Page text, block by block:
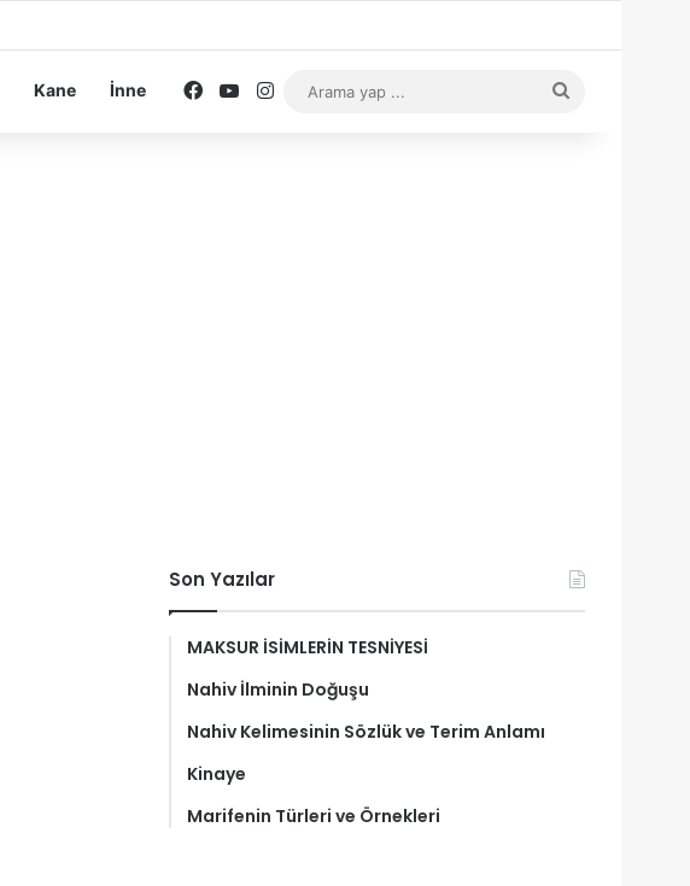
Kane İnne Facebook
YouTube
Instagram
Son Yazılar
MAKSUR İSİMLERİN TESNİYESİ
Nahiv İlminin Doğuşu
Nahiv Kelimesinin Sözlük ve Terim Anlamı
Kinaye
Marifenin Türleri ve Örnekleri